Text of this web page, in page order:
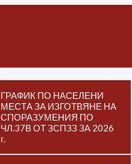
ГРАФИК ПО НАСЕЛЕНИ
МЕСТА ЗА ИЗГОТВЯНЕ НА
СПОРАЗУМЕНИЯ ПО
ЧЛ.37В ОТ ЗСПЗЗ ЗА 2026
г.